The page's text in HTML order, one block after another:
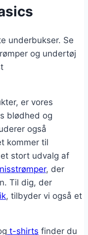
underbukser. Se
og undertøj
er vores
blødhed og
også
kommer til
stort udvalg af
, der
Til dig, der
, tilbyder vi også et
t-shirts finder du